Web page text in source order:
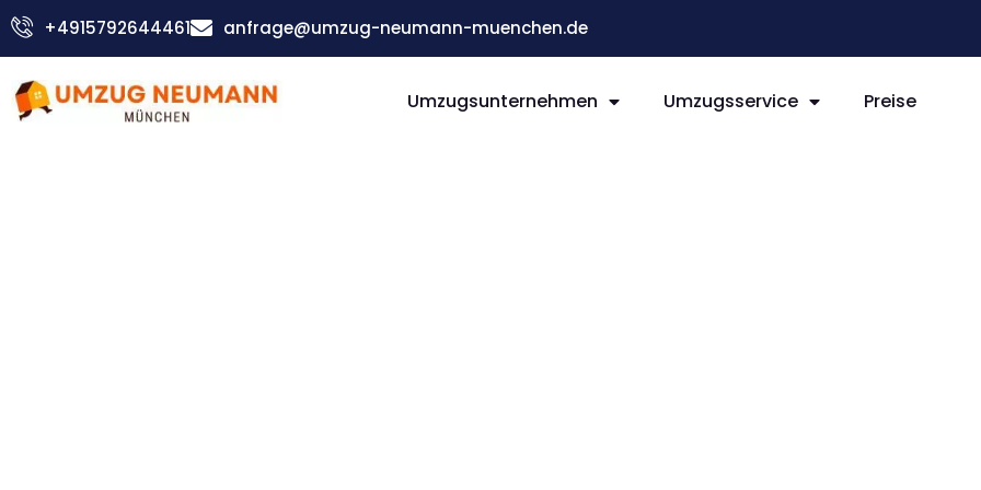
Zum
Inhalt
+4915792644461 anfrage@umzug-neumann-muenchen.de
Umzugsunternehmen Umzugsservice Preise